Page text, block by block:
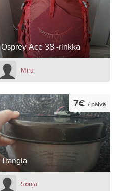
Osprey Ace 38 -rinkka
Mira
Trangia
7€ / päivä
Sonja